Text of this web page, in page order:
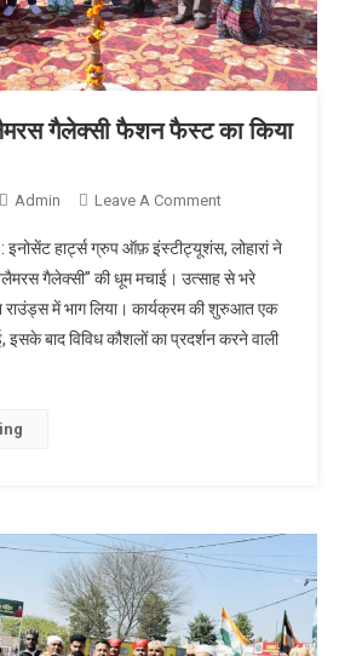
गैलेक्सी फैशन फैस्ट का किया
Admin Leave A CommentOn इनोसेंट हार्ट्स
गैलेक्सी फैशन
फैस्ट का किया
आयोजन
इनोसेंट हार्ट्स ग्रुप ऑफ़ इंस्टीट्यूशंस, लोहारां ने
गैलेक्सी” की धूम मचाई। उत्साह से भरे
राउंड्स में भाग लिया। कार्यक्रम की शुरुआत एक
बाद विविध कौशलों का प्रदर्शन करने वाली